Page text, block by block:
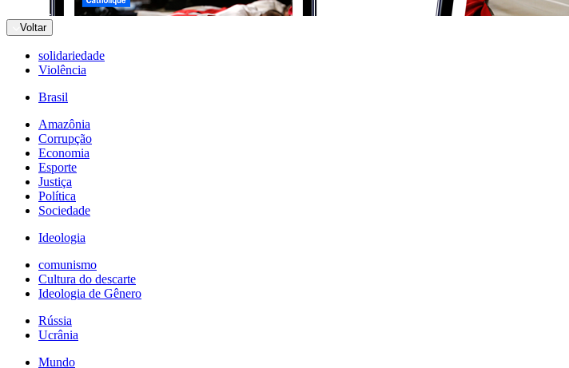
Voltar
solidariedade
Violência
Brasil
Amazônia
Corrupção
Economia
Esporte
Justiça
Política
Sociedade
Ideologia
comunismo
Cultura do descarte
Ideologia de Gênero
Rússia
Ucrânia
Mundo